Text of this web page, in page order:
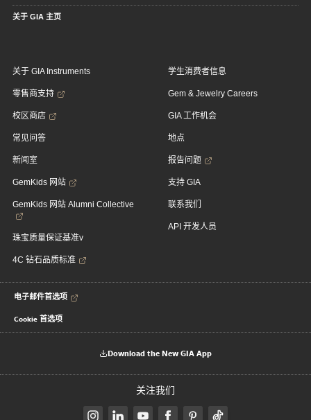
关于 GIA 主页
关于 GIA Instruments
零售商支持
校区商店
常见问答
新闻室
GemKids 网站
GemKids 网站 Alumni Collective
珠宝质量保证基准v
4C 钻石品质标准
学生消费者信息
Gem & Jewelry Careers
GIA 工作机会
地点
报告问题
支持 GIA
联系我们
API 开发人员
电子邮件首选项
Cookie 首选项
Download the New GIA App
关注我们